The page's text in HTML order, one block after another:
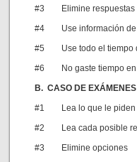
#3 Elimine respuestas
#4 Use información de
#5 Use todo el tiempo
#6 No gaste tiempo en
B. CASO DE
#1 Lea lo que le piden
#2 Lea cada posible
#3 Elimine opciones